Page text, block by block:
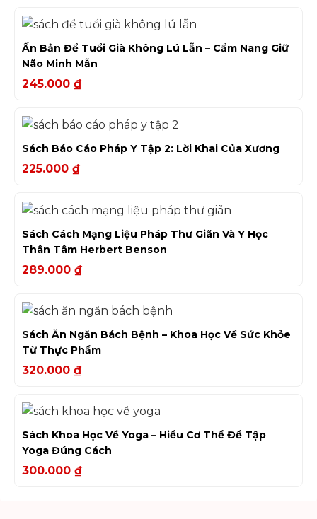
Ấn Bản Để Tuổi Già Không Lú Lẫn – Cẩm Nang Giữ
Não Minh Mẫn
245.000 ₫
Sách Báo Cáo Pháp Y Tập 2: Lời Khai Của Xương
225.000 ₫
Sách Cách Mạng Liệu Pháp Thư Giãn Và Y Học
Thân Tâm Herbert Benson
289.000 ₫
Sách Ăn Ngăn Bách Bệnh – Khoa Học Về Sức Khỏe
Từ Thực Phẩm
320.000 ₫
Sách Khoa Học Về Yoga – Hiểu Cơ Thể Để Tập
Yoga Đúng Cách
300.000 ₫